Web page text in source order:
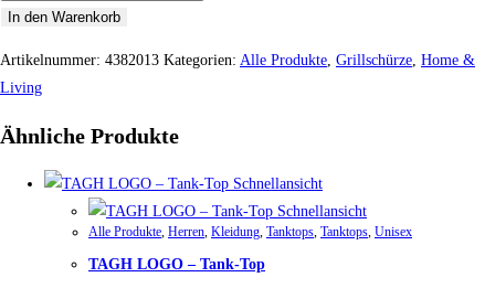
In den Warenkorb
Artikelnummer: 4382013 Kategorien: Alle Produkte, Grillschürze, Home &
Living
Ähnliche Produkte
Schnellansicht
Schnellansicht
Alle Produkte Herren Kleidung Tanktops Tanktops Unisex
TAGH LOGO – Tank-Top